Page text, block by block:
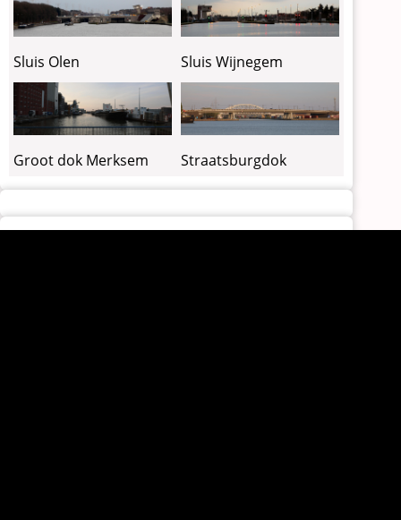
Sluis Olen Sluis Wijnegem
Groot dok Merksem Straatsburgdok